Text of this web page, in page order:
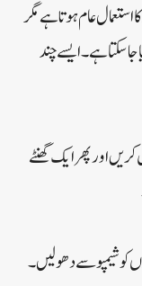
عام ہوتا ہے مگر
ہے۔ایسے چند
اور پھر ایک گھنٹے
کو شیمپو سے دھولیں۔